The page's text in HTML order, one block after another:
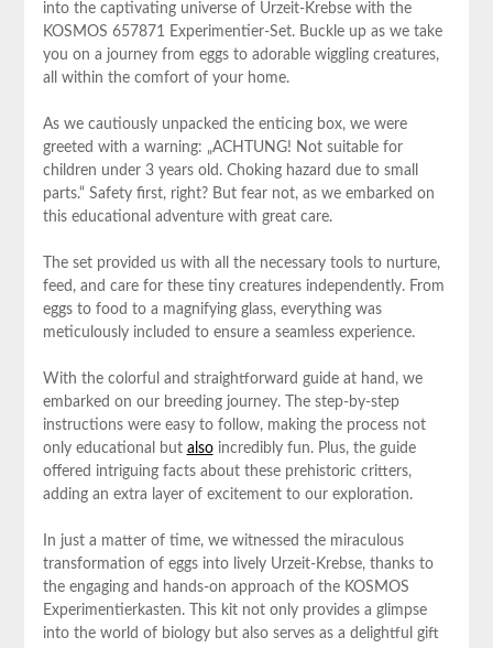
into the captivating universe of Urzeit-Krebse with the
KOSMOS 657871 Experimentier-Set. Buckle up as we take
you on a journey from eggs to adorable wiggling creatures,
all within the comfort of your home.
As we cautiously unpacked the enticing box, we were
greeted with a warning: „ACHTUNG! Not suitable for
children under 3 years old. Choking hazard due to small
parts.“ Safety first, right? But fear not, as we embarked on
this educational adventure with great care.
The set provided us with all the necessary tools to nurture,
feed, and care for these tiny creatures independently. From
eggs to food to a magnifying glass, everything was
meticulously included to ensure a seamless experience.
With the colorful and straightforward guide at hand, we
embarked on our breeding journey. The step-by-step
instructions were easy to follow, making the process not
only educational but alsoincredibly fun. Plus, the guide
offered intriguing facts about these prehistoric critters,
adding an extra layer of excitement to our exploration.
In just a matter of time, we witnessed the miraculous
transformation of eggs into lively Urzeit-Krebse, thanks to
the engaging and hands-on approach of the KOSMOS
Experimentierkasten. This kit not only provides a glimpse
into the world of biology but also serves as a delightful gift